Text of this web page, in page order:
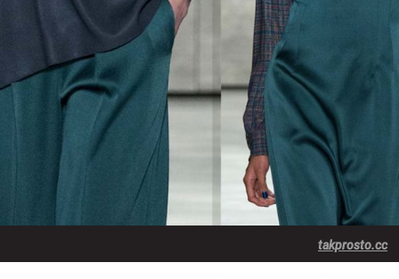
takprosto.cc